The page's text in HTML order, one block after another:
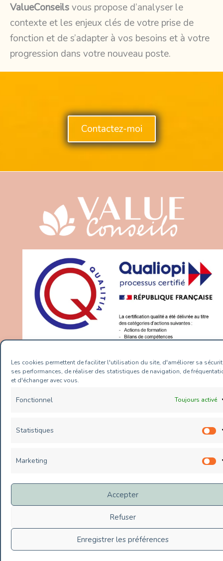
Les cookies permettent de faciliter l'utilisation du site, d'améliorer sa
ses performances, de réaliser des statistiques de navigation, de
et d'échanger avec vous.
Fonctionnel Toujours activé
Statistiques
Marketing
Accepter
Refuser
Enregistrer les préférences
ValueConseilsvous propose d’analyser le
contexte et les enjeux clés de votre prise de
fonction et de s’adapter à vos besoins et à votre
progression dans votre nouveau poste.
Contactez-moi
Plan de site